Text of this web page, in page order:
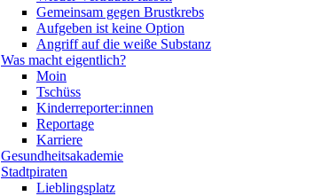
Gemeinsam gegen Brustkrebs
Aufgeben ist keine Option
Angriff auf die weiße Substanz
Was macht eigentlich?
Moin
Tschüss
Kinderreporter:innen
Reportage
Karriere
Gesundheitsakademie
Stadtpiraten
Lieblingsplatz